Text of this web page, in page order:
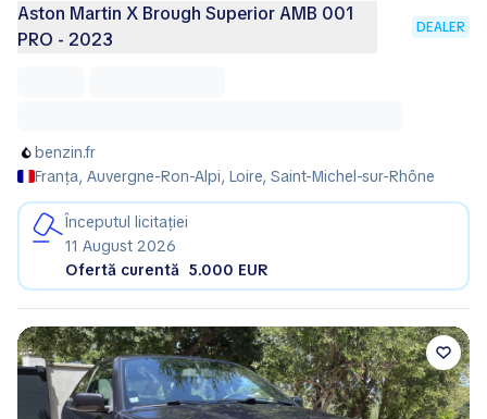
Aston Martin X Brough Superior AMB 001
PRO - 2023
DEALER
benzin.fr
Franța, Auvergne-Ron-Alpi, Loire, Saint-Michel-sur-Rhône
Începutul licitației
11 August 2026
Ofertă curentă 5.000 EUR